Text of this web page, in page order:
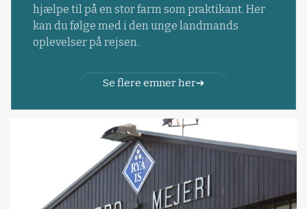
hjælpe til på en stor farm som praktikant. Her
kan du følge med i den unge landmands
oplevelser på rejsen.
Se flere emner her